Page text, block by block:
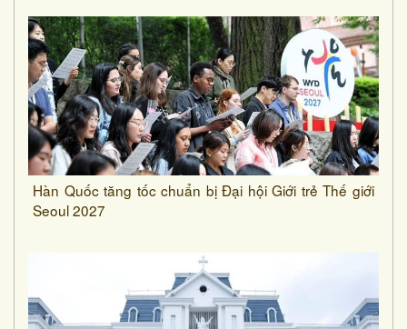
Hàn Quốc tăng tốc chuẩn bị Đại hội Giới trẻ Thế giới
Seoul 2027